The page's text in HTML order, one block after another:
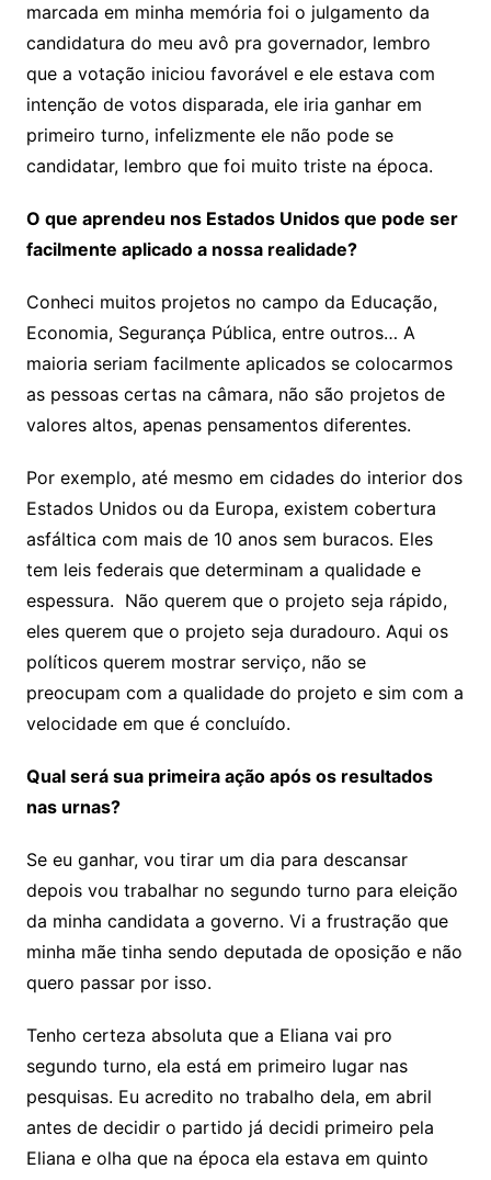
marcada em minha memória foi o julgamento da
candidatura do meu avô pra governador, lembro
que a votação iniciou favorável e ele estava com
intenção de votos disparada, ele iria ganhar em
primeiro turno, infelizmente ele não pode se
candidatar, lembro que foi muito triste na época.
O que aprendeu nos Estados Unidos que pode ser
facilmente aplicado a nossa realidade?
Conheci muitos projetos no campo da Educação,
Economia, Segurança Pública, entre outros… A
maioria seriam facilmente aplicados se colocarmos
as pessoas certas na câmara, não são projetos de
valores altos, apenas pensamentos diferentes.
Por exemplo, até mesmo em cidades do interior dos
Estados Unidos ou da Europa, existem cobertura
asfáltica com mais de 10 anos sem buracos. Eles
tem leis federais que determinam a qualidade e
espessura. Não querem que o projeto seja rápido,
eles querem que o projeto seja duradouro. Aqui os
políticos querem mostrar serviço, não se
preocupam com a qualidade do projeto e sim com a
velocidade em que é concluído.
Qual será sua primeira ação após os resultados
nas urnas?
Se eu ganhar, vou tirar um dia para descansar
depois vou trabalhar no segundo turno para eleição
da minha candidata a governo. Vi a frustração que
minha mãe tinha sendo deputada de oposição e não
quero passar por isso.
Tenho certeza absoluta que a Eliana vai pro
segundo turno, ela está em primeiro lugar nas
pesquisas. Eu acredito no trabalho dela, em abril
antes de decidir o partido já decidi primeiro pela
Eliana e olha que na época ela estava em quinto